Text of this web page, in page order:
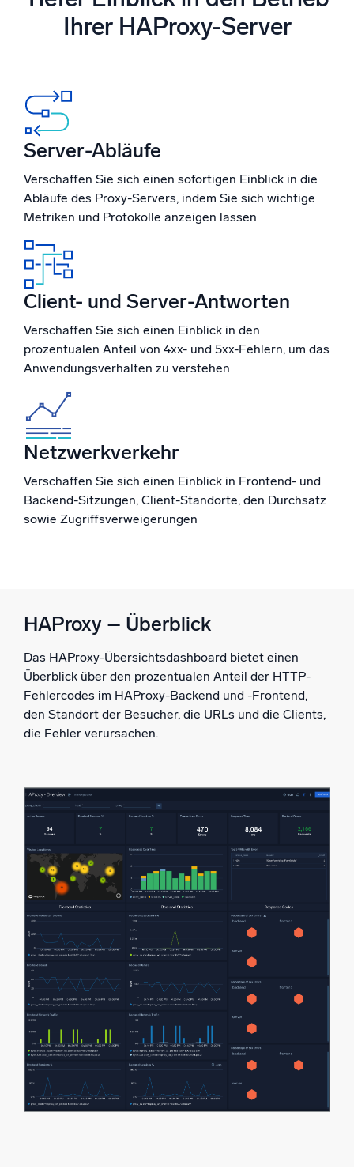
Unterstützt durch KI/ML
Proprietäre Algorithmen, maschinelles Lernen und generative KI
SIEM
Bedrohungen schneller erkennen und intelligenter
reagieren
Cloud-Sicherheit durch umfassende Protokolleinsicht
freischalten
Intelligente Cloud-Abläufe
Protokollanalyse
Erkennen und beheben mit umfassender Transparenz
Leistungsstarke Integrationen
Zertifizierungen
Ihrer HAProxy-Server
Server-Abläufe
Verschaffen Sie sich einen sofortigen Einblick in die
Abläufe des Proxy-Servers, indem Sie sich wichtige
Metriken und Protokolle anzeigen lassen
Client- und Server-Antworten
Verschaffen Sie sich einen Einblick in den
prozentualen Anteil von 4xx- und 5xx-Fehlern, um das
Anwendungsverhalten zu verstehen
Netzwerkverkehr
Verschaffen Sie sich einen Einblick in Frontend- und
Backend-Sitzungen, Client-Standorte, den Durchsatz
sowie Zugriffsverweigerungen
HAProxy – Überblick
Das HAProxy-Übersichtsdashboard bietet einen
Überblick über den prozentualen Anteil der HTTP-
Fehlercodes im HAProxy-Backend und -Frontend,
den Standort der Besucher, die URLs und die Clients,
die Fehler verursachen.